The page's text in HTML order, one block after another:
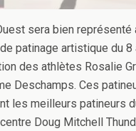
sera bien représenté
patinage artistique du 8
des athlètes Rosalie
Deschamps. Ces
les meilleurs patineurs
Doug Mitchell